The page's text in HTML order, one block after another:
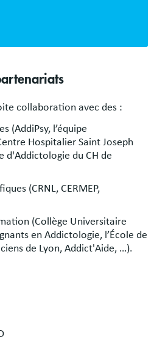
collaboration avec des :
(AddiPsy, l’équipe
Hospitalier Saint Joseph
d'Addictologie du CH de
(CRNL, CERMEP,
(Collège Universitaire
en Addictologie, l’École de
de Lyon, Addict'Aide, …).